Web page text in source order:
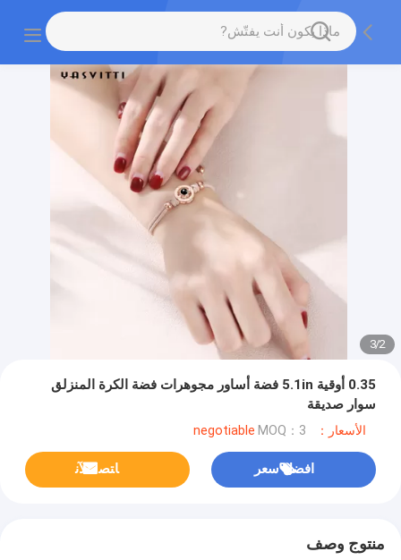
2
/
3
0.35 أوقية 5.1in فضة أساور مجوهرات فضة الكرة المنزلق
سوار صديقة
الأسعار：negotiable MOQ：3
افضل سعر ﺎﺘﺼﻟ ﺍﻶﻧ
منتوج وصف